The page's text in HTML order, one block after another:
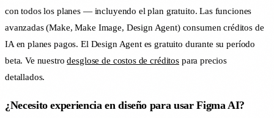
con todos los planes — incluyendo el plan gratuito. Las funciones
avanzadas (Make, Make Image, Design Agent) consumen créditos de
IA en planes pagos. El Design Agent es gratuito durante su período
beta. Ve nuestrodesglose de costos de créditospara precios
detallados.
¿Necesito experiencia en diseño para usar Figma AI?